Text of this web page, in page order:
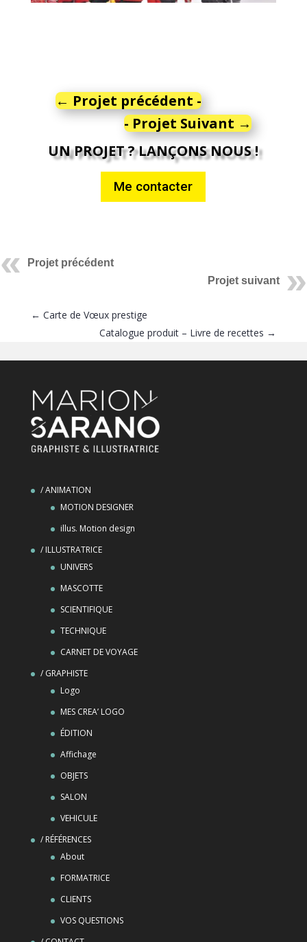
← Projet précédent -
- Projet Suivant →
UN PROJET ? LANÇONS NOUS !
Me contacter
Projet précédent
Projet suivant
← Carte de Vœux prestige
Catalogue produit – Livre de recettes →
/ ANIMATION
MOTION DESIGNER
illus. Motion design
/ ILLUSTRATRICE
UNIVERS
MASCOTTE
SCIENTIFIQUE
TECHNIQUE
CARNET DE VOYAGE
/ GRAPHISTE
Logo
MES CREA’ LOGO
ÉDITION
Affichage
OBJETS
SALON
VEHICULE
/ RÉFÉRENCES
About
FORMATRICE
CLIENTS
VOS QUESTIONS